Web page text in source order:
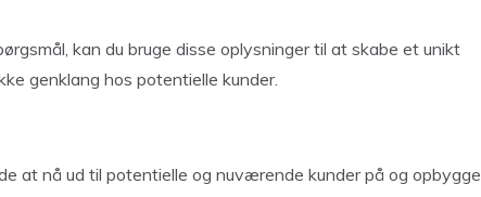
kan du bruge disse oplysninger til at skabe et unikt
genklang hos potentielle kunder.
at nå ud til potentielle og nuværende kunder på og opbygge